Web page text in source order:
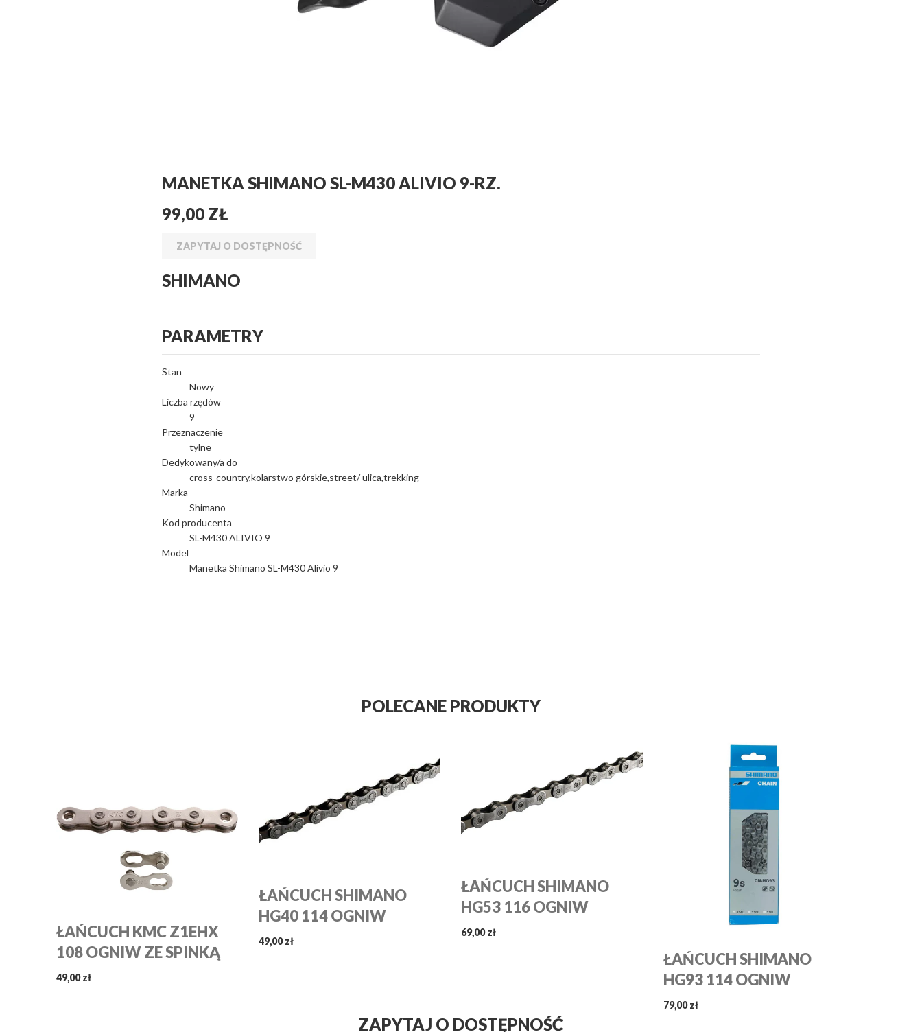
MANETKA SHIMANO SL-M430 ALIVIO 9-RZ.
99,00 ZŁ
ZAPYTAJ O DOSTĘPNOŚĆ
SHIMANO
PARAMETRY
Stan
Nowy
Liczba rzędów
9
Przeznaczenie
tylne
Dedykowany/a do
cross-country,kolarstwo górskie,street/ ulica,trekking
Marka
Shimano
Kod producenta
SL-M430 ALIVIO 9
Model
Manetka Shimano SL-M430 Alivio 9
POLECANE PRODUKTY
ŁAŃCUCH KMC Z1EHX
108 OGNIW ZE SPINKĄ
49,00 zł
ŁAŃCUCH SHIMANO
HG40 114 OGNIW
49,00 zł
ŁAŃCUCH SHIMANO
HG53 116 OGNIW
69,00 zł
ŁAŃCUCH SHIMANO
HG93 114 OGNIW
79,00 zł
ZAPYTAJ O DOSTĘPNOŚĆ